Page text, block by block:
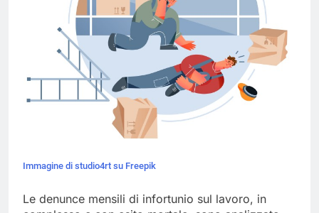
Immagine di studio4rt su Freepik
Le denunce mensili di infortunio sul lavoro, in